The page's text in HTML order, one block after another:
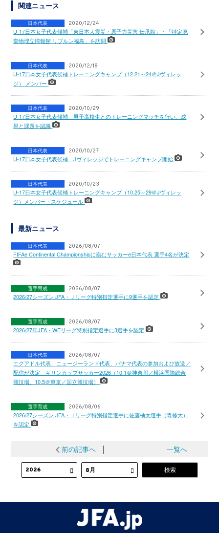
関連ニュース
日本代表 2020/12/24
U-17日本女子代表候補「東日本大震災・原子力災害 伝承館」・「特定廃
棄物埋立情報館 リプルン福島」を訪問
日本代表 2020/12/18
U-17日本女子代表候補トレーニングキャンプ（12.21～24＠Jヴィレッ
ジ） メンバー
日本代表 2020/10/29
U-17日本女子代表候補 男子高校生とのトレーニングマッチを行い、成
果と課題を認識
日本代表 2020/10/27
U-17日本女子代表候補 Jヴィレッジでトレーニングキャンプ開始
日本代表 2020/10/23
U-17日本女子代表候補トレーニングキャンプ（10.25～29＠Jヴィレッ
ジ）メンバー・スケジュール
最新ニュース
日本代表 2026/08/07
FIFAe Continental Championshipに臨むサッカーe日本代表 選手4名が決定
選手育成 2026/08/07
2026/27シーズン JFA・Ｊリーグ特別指定選手に9選手を認定
選手育成 2026/08/07
2026/27年JFA・WEリーグ特別指定選手に3選手を認定
日本代表 2026/08/07
エクアドル代表、ニュージーランド代表、パナマ代表の参加および放送／
配信が決定 キリンカップサッカー2026（10.1＠神奈川／横浜国際総合
競技場、10.5＠東京／国立競技場）
選手育成 2026/08/06
2026/27シーズン JFA・Ｊリーグ特別指定選手に佐藤柚太選手（専修大）
を認定
前の記事へ│ 一覧へ